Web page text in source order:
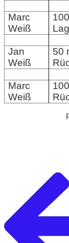
Marc
Weiß
Jan
Weiß
50
Marc
Weiß
PB-